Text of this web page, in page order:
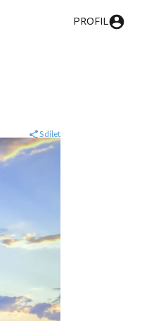
PROFIL
Sdílet